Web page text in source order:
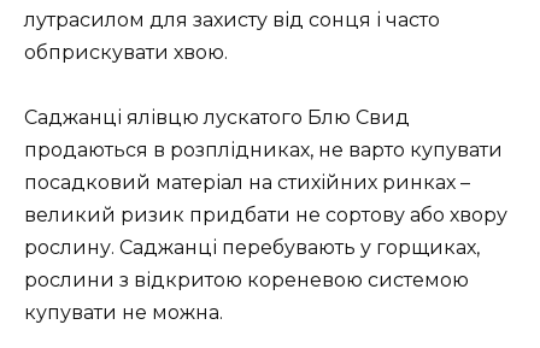
лутрасилом для захисту від сонця і часто
обприскувати хвою.
Саджанці ялівцю лускатого Блю Свид
продаються в розплідниках, не варто купувати
посадковий матеріал на стихійних ринках –
великий ризик придбати не сортову або хвору
рослину. Саджанці перебувають у горщиках,
рослини з відкритою кореневою системою
купувати не можна.